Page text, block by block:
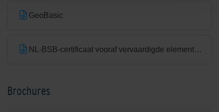
GeoBasic
NL-BSB-certificaat vooraf vervaardigde elementen van beton (Aalst) K20305
Brochures